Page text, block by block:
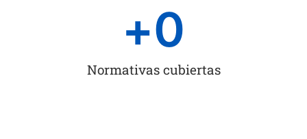
Normativas cubiertas
+0